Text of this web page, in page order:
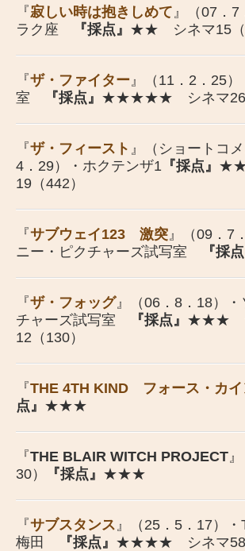
『寂しい時は抱きしめて 』（07．7
ラク座
『採点』 ★★ シネマ15（
『ザ・ファイター 』（11．2．25
室
『採点』 ★★★★★ シネマ26
『ザ・フィースト 』（ショートコ
4．29）・ホクテンザ1 『採点』 ★★
19（442）
『サブウェイ123 激突 』（09．7
ニー・ピクチャーズ試写室
『採点
『ザ・フォッグ』（06．8．18）・
チャーズ試写室
『採点』 ★★★
12（130）
『THE 4TH KIND フォース・カイ
点』 ★★★
『THE BLAIR WITCH PROJECT
30）
『採点』 ★★★
『サブスタンス 』（25．5．17）
梅田
『採点』 ★★★★ シネマ58